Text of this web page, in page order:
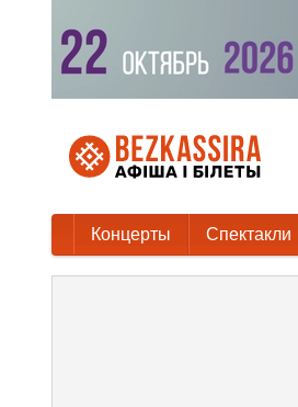
Концерты Спектакли